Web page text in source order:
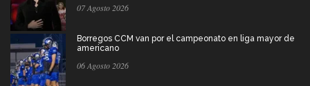
07 Agosto 2026
Borregos CCM van por el campeonato en liga mayor de
americano
06 Agosto 2026